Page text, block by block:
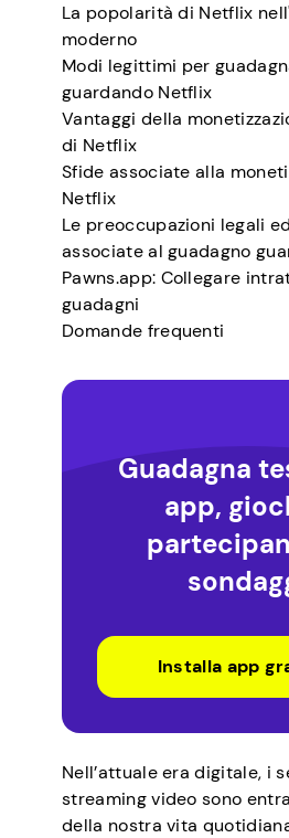
La popolarità di Netflix
moderno
Modi legittimi per
guardando Netflix
Vantaggi della
di Netflix
Sfide associate alla
Netflix
Le preoccupazioni legali
associate al guadagno
Pawns.app: Collegare
guadagni
Domande frequenti
Guadagna
app,
Installa app
Nell’attuale era digitale, i
streaming video sono
della nostra vita